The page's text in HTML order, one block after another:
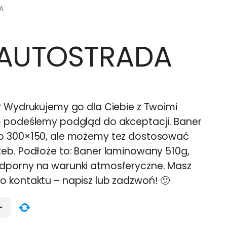
go dla Ciebie z Twoimi
podeślemy podgląd do akceptacji. Baner
300×150, ale możemy też dostosować
Podłoże to: Baner laminowany 510g,
na warunki atmosferyczne. Masz
kontaktu – napisz lub zadzwoń! 🙂